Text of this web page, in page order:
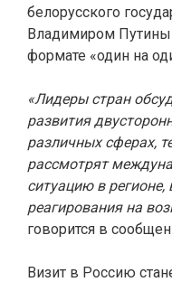
белорусского
Владимиром
формате «один на
«Лидеры стран
развития
различных сферах,
рассмотрят
ситуацию в
реагирования на
говорится в
Визит в Россию